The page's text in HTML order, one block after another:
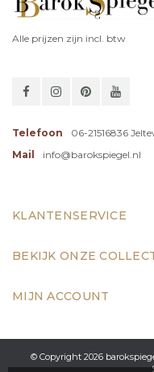
Alle prijzen zijn incl. btw
Telefoon
06-21516836
Mail
info@barokspiegel.nl
KLANTENSERVICE
BEKIJK ONZE
MIJN ACCOUNT
© Copyright 2026